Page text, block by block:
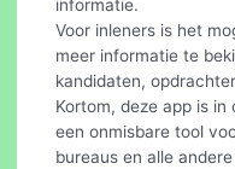
informatie.
Voor inleners is het
meer informatie te
kandidaten,
Kortom, deze app is
een onmisbare tool
bureaus en alle